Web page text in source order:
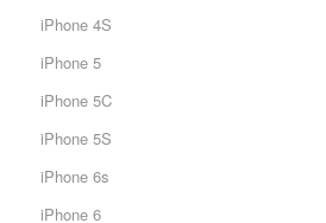
iPhone 4S
iPhone 5
iPhone 5C
iPhone 5S
iPhone 6s
iPhone 6